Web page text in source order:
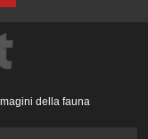
della fauna